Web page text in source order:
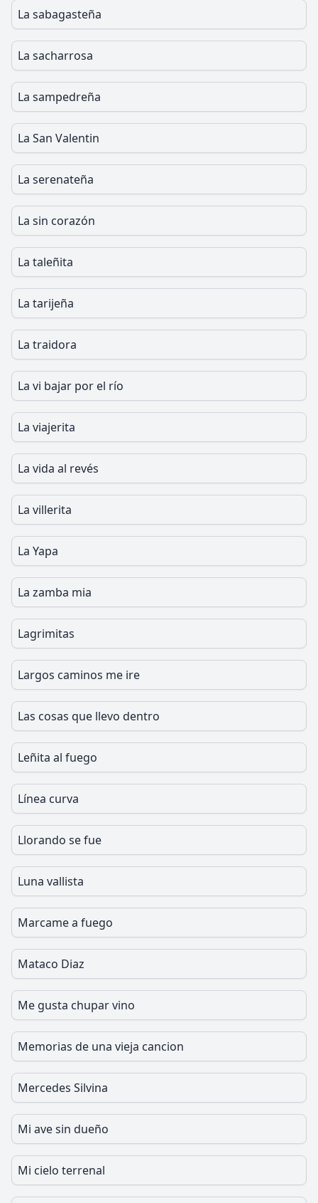
La sabagasteña
La sacharrosa
La sampedreña
La San Valentin
La serenateña
La sin corazón
La taleñita
La tarijeña
La traidora
La vi bajar por el río
La viajerita
La vida al revés
La villerita
La Yapa
La zamba mia
Lagrimitas
Largos caminos me ire
Las cosas que llevo dentro
Leñita al fuego
Línea curva
Llorando se fue
Luna vallista
Marcame a fuego
Mataco Diaz
Me gusta chupar vino
Memorias de una vieja cancion
Mercedes Silvina
Mi ave sin dueño
Mi cielo terrenal